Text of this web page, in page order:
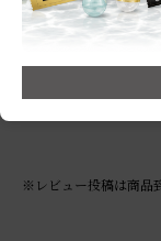
※レビュー投稿は商品